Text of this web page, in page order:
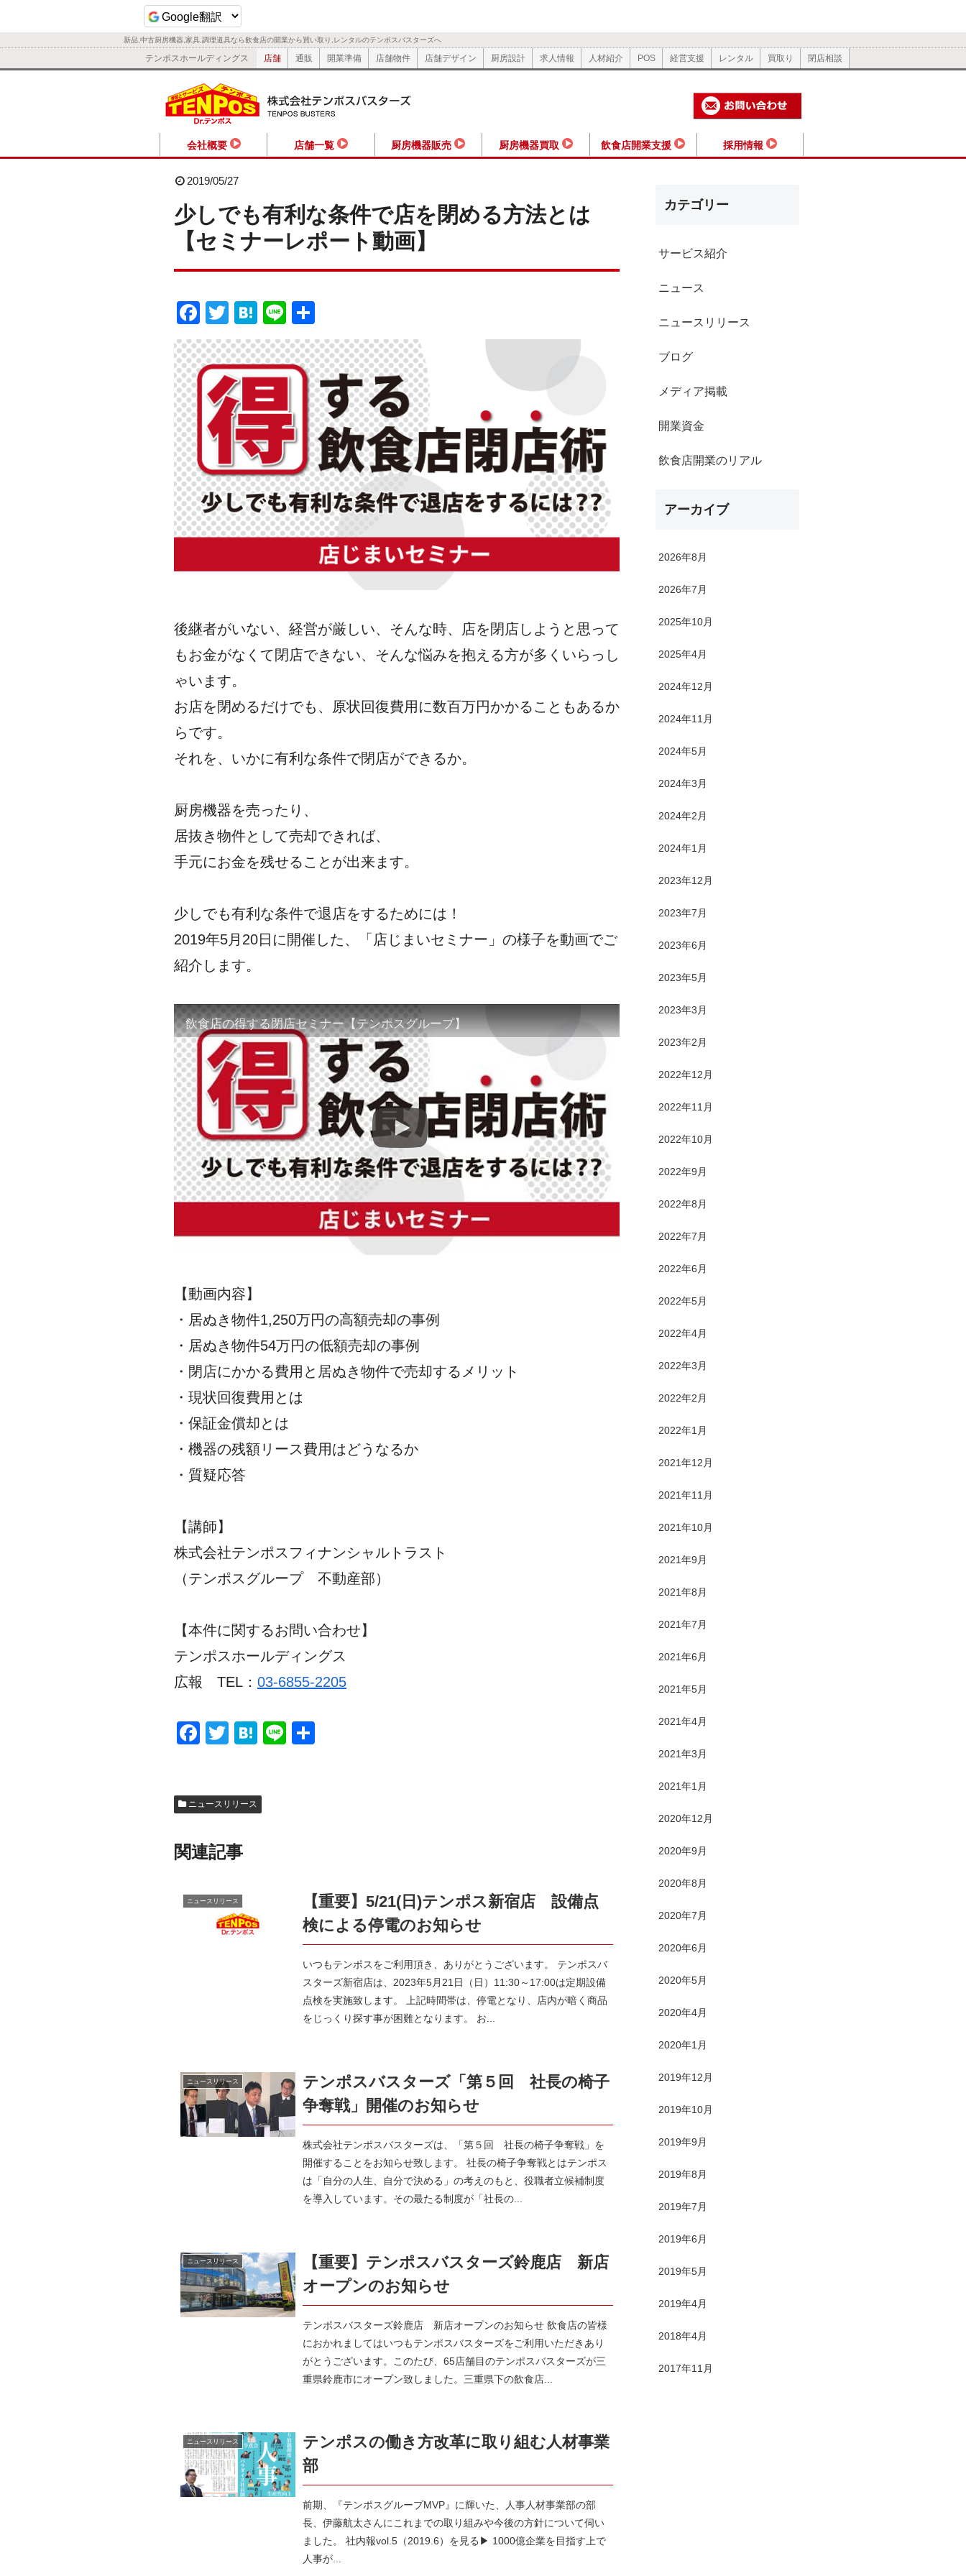
新品,中古厨房機器,家具,調理道具なら飲食店の開業から買い取り,レンタルのテンポスバスターズへ
テンポスホールディングス 店舗 通販 開業準備 店舗物件 店舗デザイン 厨房設計 求人情報 人材紹介 POS 経営支援 レンタル 買取り 閉店相談
会社概要 店舗一覧 厨房機器販売 厨房機器買取 飲食店開業支援 採用情報
2019/05/27
少しでも有利な条件で店を閉める方法とは
【セミナーレポート動画】
F
a
c
e
b
o
k
T
wi
tt
er
H
at
e
n
a
Li
n
e
有
後継者がいない、経営が厳しい、そんな時、店を閉店しようと思って
もお金がなくて閉店できない、そんな悩みを抱える方が多くいらっし
ゃいます。
お店を閉めるだけでも、原状回復費用に数百万円かかることもあるか
らです。
それを、いかに有利な条件で閉店ができるか。
厨房機器を売ったり、
居抜き物件として売却できれば、
手元にお金を残せることが出来ます。
少しでも有利な条件で退店をするためには！
2019年5月20日に開催した、「店じまいセミナー」の様子を動画でご
紹介します。
飲食店の得する閉店セミナー【テンポスグループ】
【動画内容】
・居ぬき物件1,250万円の高額売却の事例
・居ぬき物件54万円の低額売却の事例
・閉店にかかる費用と居ぬき物件で売却するメリット
・現状回復費用とは
・保証金償却とは
・機器の残額リース費用はどうなるか
・質疑応答
【講師】
株式会社テンポスフィナンシャルトラスト
（テンポスグループ 不動産部）
【本件に関するお問い合わせ】
テンポスホールディングス
広報 TEL： 03-6855-2205
F
e
o
k
T
er
H
n
Li
ニュースリリース
関連記事
ニュースリリース
【重要】5/21(日)テンポス新宿店 設備点
検による停電のお知らせ
いつもテンポスをご利用頂き、ありがとうございます。 テンポスバ
スターズ新宿店は、2023年5月21日（日）11:30～17:00は定期設備
点検を実施致します。 上記時間帯は、停電となり、店内が暗く商品
をじっくり探す事が困難となります。 お...
ニュースリリース
テンポスバスターズ「第５回 社長の椅子
争奪戦」開催のお知らせ
株式会社テンポスバスターズは、「第５回 社長の椅子争奪戦」を
開催することをお知らせ致します。 社長の椅子争奪戦とはテンポス
は「自分の人生、自分で決める」の考えのもと、役職者立候補制度
を導入しています。その最たる制度が「社長の...
ニュースリリース
【重要】テンポスバスターズ鈴鹿店 新店
オープンのお知らせ
テンポスバスターズ鈴鹿店 新店オープンのお知らせ 飲食店の皆様
におかれましてはいつもテンポスバスターズをご利用いただきあり
がとうございます。このたび、65店舗目のテンポスバスターズが三
重県鈴鹿市にオープン致しました。三重県下の飲食店...
ニュースリリース
テンポスの働き方改革に取り組む人材事業
部
前期、『テンポスグループMVP』に輝いた、人事人材事業部の部
長、伊藤航太さんにこれまでの取り組みや今後の方針について伺い
ました。 社内報vol.5（2019.6）を見る▶ 1000億企業を目指す上で
人事が...
カテゴリー
サービス紹介
ニュース
ニュースリリース
ブログ
メディア掲載
開業資金
飲食店開業のリアル
アーカイブ
2026年8月
2026年7月
2025年10月
2025年4月
2024年12月
2024年11月
2024年5月
2024年3月
2024年2月
2024年1月
2023年12月
2023年7月
2023年6月
2023年5月
2023年3月
2023年2月
2022年12月
2022年11月
2022年10月
2022年9月
2022年8月
2022年7月
2022年6月
2022年5月
2022年4月
2022年3月
2022年2月
2022年1月
2021年12月
2021年11月
2021年10月
2021年9月
2021年8月
2021年7月
2021年6月
2021年5月
2021年4月
2021年3月
2021年1月
2020年12月
2020年9月
2020年8月
2020年7月
2020年6月
2020年5月
2020年4月
2020年1月
2019年12月
2019年10月
2019年9月
2019年8月
2019年7月
2019年6月
2019年5月
2019年4月
2018年4月
2017年11月